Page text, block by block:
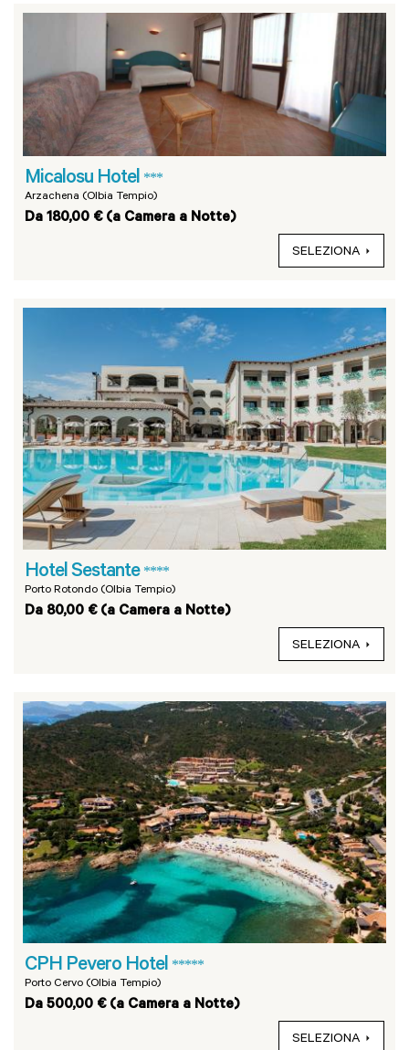
Micalosu Hotel ***
Arzachena (Olbia Tempio)
Da 180,00 € (a Camera a Notte)
SELEZIONA
Hotel Sestante ****
Porto Rotondo (Olbia Tempio)
Da 80,00 € (a Camera a Notte)
SELEZIONA
CPH Pevero Hotel *****
Porto Cervo (Olbia Tempio)
Da 500,00 € (a Camera a Notte)
SELEZIONA